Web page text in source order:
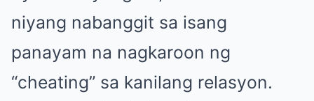
niyang nabanggit sa isang
panayam na nagkaroon ng
“cheating” sa kanilang relasyon.